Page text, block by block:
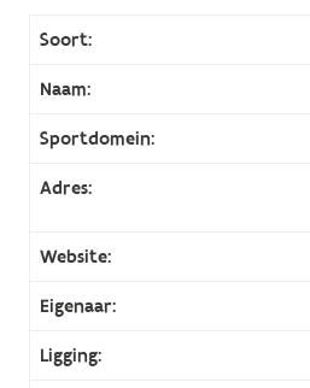
Soort:
Naam:
Sportdomein:
Adres:
Website:
Eigenaar:
Ligging: